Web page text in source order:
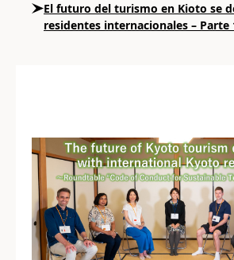
El futuro del turismo en Kioto se
residentes internacionales – Parte